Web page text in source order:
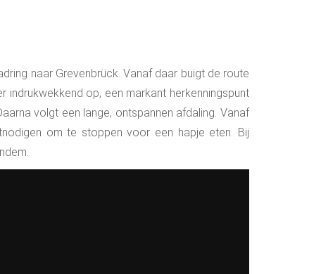
naar Grevenbrück. Vanaf daar buigt de route
op, een markant herkenningspunt
volgt een lange, ontspannen afdaling. Vanaf
om te stoppen voor een hapje eten. Bij